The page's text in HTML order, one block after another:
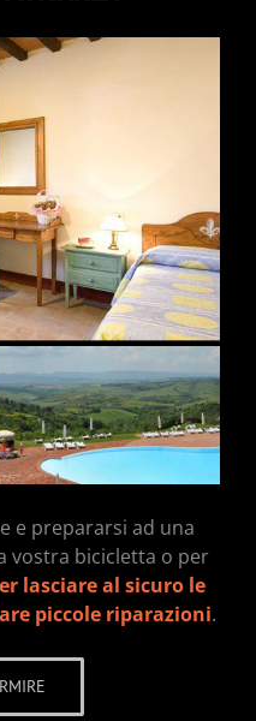
e prepararsi ad una
vostra bicicletta o per
lasciare al sicuro le
piccole riparazioni.